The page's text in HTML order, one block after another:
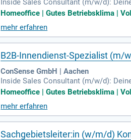
Inside Sales Consultant (m/w/d):
äle (Telefon, E-Mail, Social Media
Homeoffice | Gutes Betriebsklima |
mehr erfahren
B2B-Innendienst-Spezialist (m/
ConSense GmbH | Aachen
Inside Sales Consultant (m/w/d):
äle (Telefon, E-Mail, Social Media
Homeoffice | Gutes Betriebsklima |
mehr erfahren
Sachgebietsleiter:in (w/m/d)